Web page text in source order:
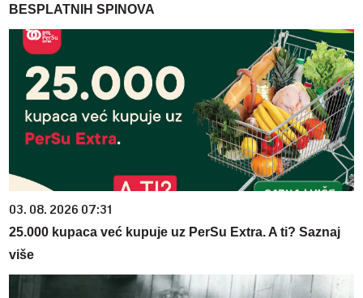
BESPLATNIH SPINOVA
03. 08. 2026 07:31
25.000 kupaca već kupuje uz PerSu Extra. A ti? Saznaj
više